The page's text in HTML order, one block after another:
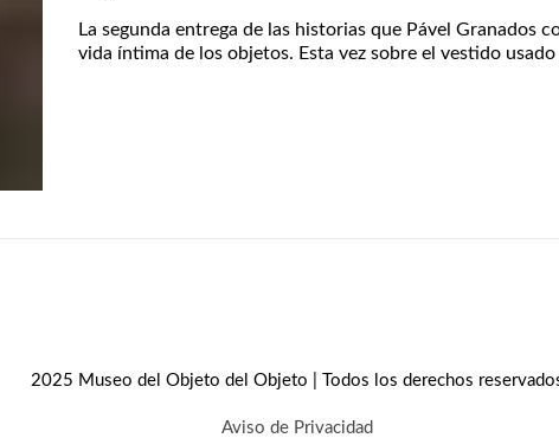
La segunda entrega de las historias que Pável Granados
vida íntima de los objetos. Esta vez sobre el vestido usado
2025 Museo del Objeto del Objeto | Todos los derechos
Aviso de Privacidad